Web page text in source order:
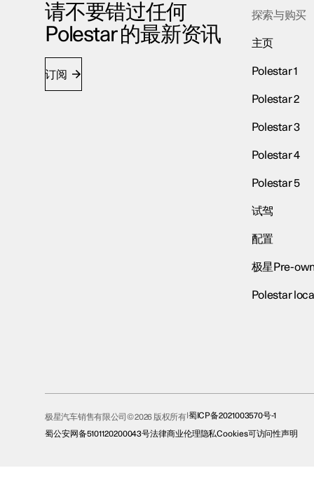
请不要错过任何
Polestar 的最新资讯
订阅
探索与购买
主页
Polestar 1
Polestar 2
Polestar 3
Polestar 4
Polestar 5
试驾
配置
极星Pre-
Polestar
极星汽车销售有限公司© 2026 版权所有 蜀ICP备2021003570号-1
蜀公安网备5101120200043号法律商业伦理隐私Cookies可访问性声明